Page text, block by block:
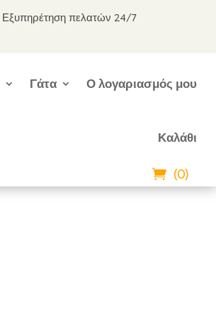
Εξυπηρέτηση πελατών 24/7
Γάτα Ο λογαριασμός μου
Καλάθι
(0)